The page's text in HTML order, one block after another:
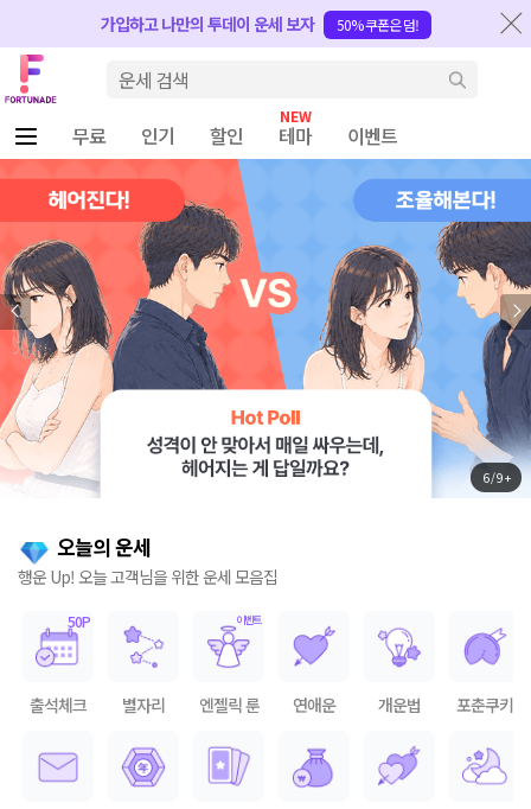
반복내용 건너뛰기
가입하고 나만의 투데이 운세 보자 50% 쿠폰은 덤!
무료 인기 할인 테마 이벤트
6 / 9 +
오늘의 운세
행운 Up! 오늘 고객님을 위한 운세 모음집
출석체크 별자리 엔젤릭 룬 연애운 개운법 포춘쿠키